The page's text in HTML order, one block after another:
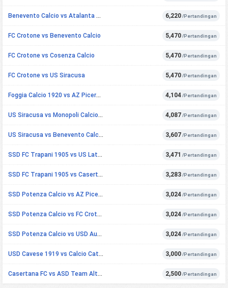
Benevento Calcio vs Atalanta Bergamasca Calcio U23 6,220 /Pertandingan
FC Crotone vs Benevento Calcio 5,470 /Pertandingan
FC Crotone vs Cosenza Calcio 5,470 /Pertandingan
FC Crotone vs US Siracusa 5,470 /Pertandingan
Foggia Calcio 1920 vs AZ Picerno ASD 4,104 /Pertandingan
US Siracusa vs Monopoli Calcio 1966 4,087 /Pertandingan
US Siracusa vs Benevento Calcio 3,607 /Pertandingan
SSD FC Trapani 1905 vs US Latina 3,471 /Pertandingan
SSD FC Trapani 1905 vs Casertana FC 3,283 /Pertandingan
SSD Potenza Calcio vs AZ Picerno ASD 3,024 /Pertandingan
SSD Potenza Calcio vs FC Crotone 3,024 /Pertandingan
SSD Potenza Calcio vs USD Audace Cerignola 3,024 /Pertandingan
USD Cavese 1919 vs Calcio Catania 3,000 /Pertandingan
Casertana FC vs ASD Team Altamura 2,500 /Pertandingan